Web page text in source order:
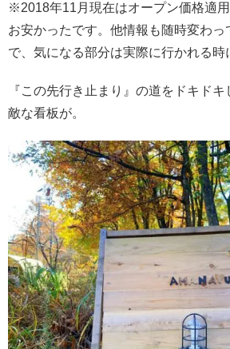
※2018年11月現在はオープン価格適
お安かったです。他情報も随時変わ
で、気になる部分は実際に行かれる時
『この先行き止まり』の道をドキド
敵な看板が。